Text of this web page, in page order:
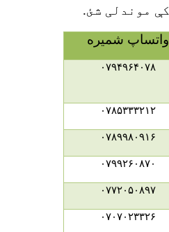
موندلی شئ.
واتساپ شميره
۰۷۹۴۹۶۴۰۷۸
۰۷۸۵۳۳۳۲۱۲
۰۷۸۹۹۸۰۹۱۶
۰۷۹۹۲۶۰۸۷۰
۰۷۷۲۰۵۰۸۹۷
۰۷۰۷۰۲۳۳۲۶